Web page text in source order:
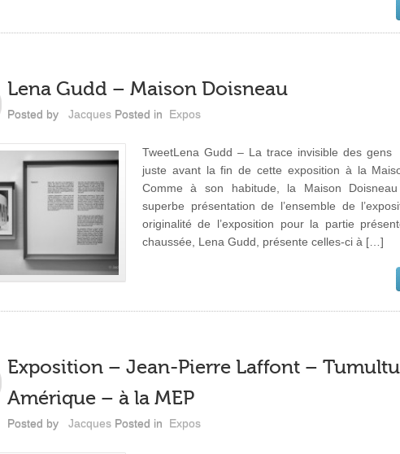
Lena Gudd – Maison Doisneau
Posted by Jacques Posted in Expos
TweetLena Gudd – La trace invisible des
juste avant la fin de cette exposition à la
Comme à son habitude, la Maison
superbe présentation de l’ensemble de
originalité de l’exposition pour la partie
chaussée, Lena Gudd, présente celles-ci à […]
Exposition – Jean-Pierre Laffont –
Amérique – à la MEP
Posted by Jacques Posted in Expos